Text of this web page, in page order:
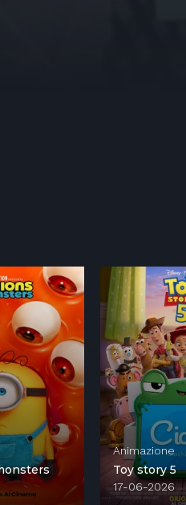
Animazione
Toy story 5
17-06-2026